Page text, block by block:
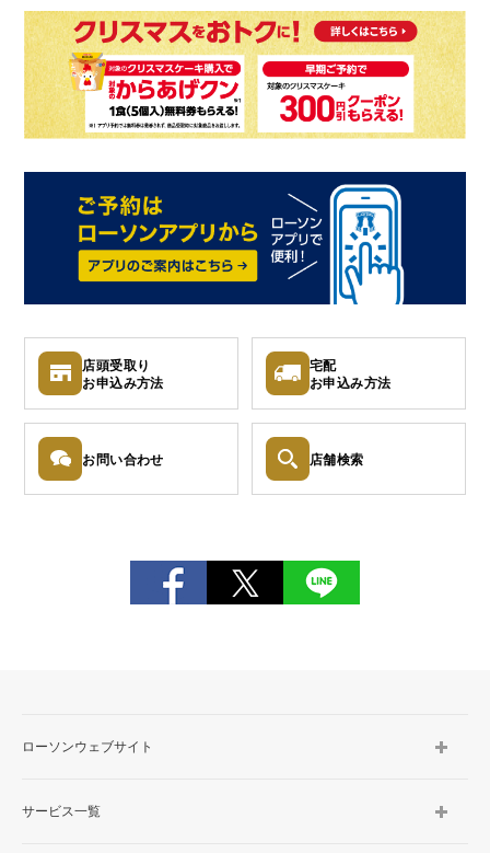
店頭受取り
お申込み方法
宅配
お申込み方法
お問い合わせ 店舗検索
ローソンウェブサイト
サービス一覧